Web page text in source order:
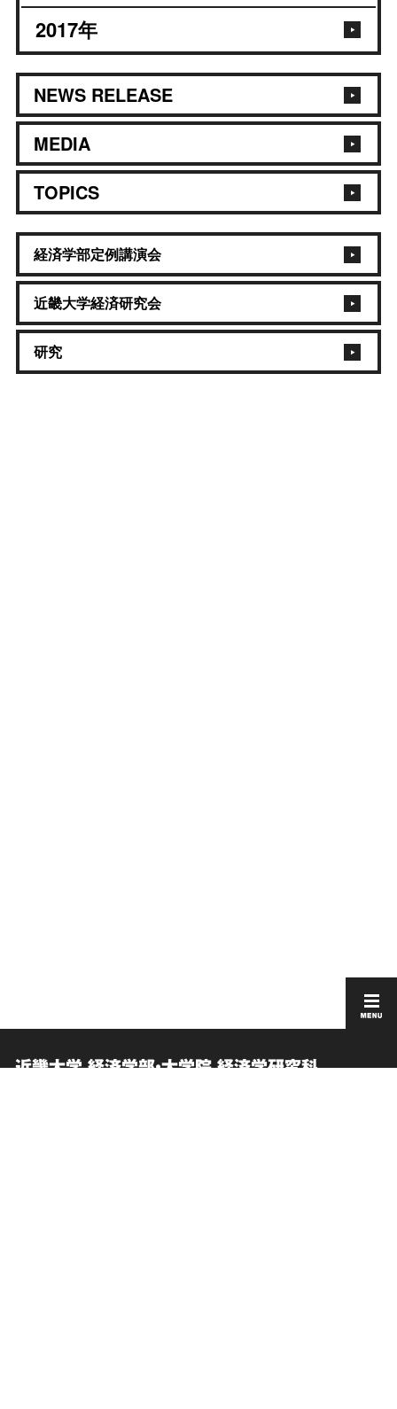
2017年
NEWS RELEASE
MEDIA
TOPICS
経済学部定例講演会
近畿大学経済研究会
研究
近畿大学 経済学部・大学院 経済学研究科